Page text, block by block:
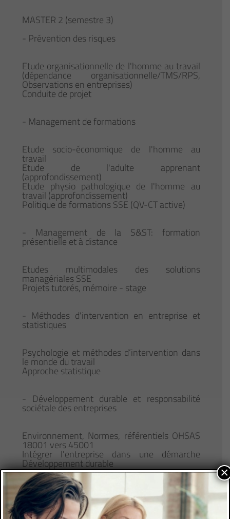
MASTER 2 (semestre 3)
- Prévention des risques
Etude organisationnelle de l'homme au travail
(dépendance organisationnelle/TMS/RPS,
Observations en entreprises)
Conduite de projet
- Management de formations
Etude socio-économique de l'homme au
travail
Etude de l'adulte apprenant
(approfondissement)
Etude physio pathologique de l'homme au
travail (approfondissement)
Politique de formations SSE (QV-CT active)
- Management de la S&ST: formation
présentielle et à distance
Etudes multimodales des solutions
managériales SSE
Projets tutorés, mémoire - stage
- Méthodes d'intervention en entreprise et
statistiques
Psychologie et méthodes d’intervention dans
le monde du travail
Approche statistique
- Développement durable et responsabilité
sociétale des entreprises
Environnement, Normes, référentiels OHSAS
18001 vers 45001
Intégrer l'entreprise dans une démarche
Développement durable
Pour un programme plus détaillé, merci
de nous adresser la demande par mail à :
contact@formasup-med.com
×